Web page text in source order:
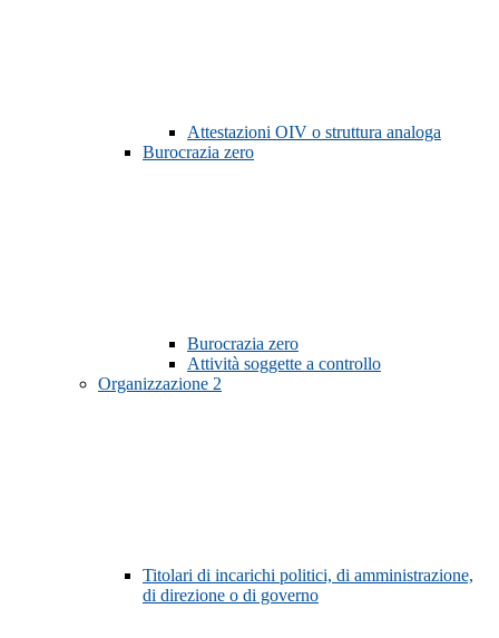
Attestazioni OIV o struttura analoga
Burocrazia zero
Burocrazia zero
Attività soggette a controllo
Organizzazione 2
Titolari di incarichi politici, di amministrazione,
di direzione o di governo